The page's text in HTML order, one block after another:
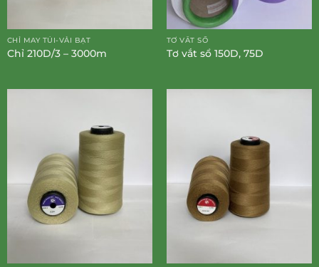
CHỈ MAY TÚI-VẢI BẠT
Chỉ 210D/3 – 3000m
TƠ VẮT SỔ
Tơ vắt sổ 150D, 75D